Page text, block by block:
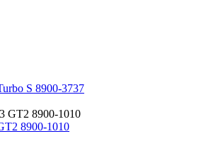
S 8900-3737
8900-1010